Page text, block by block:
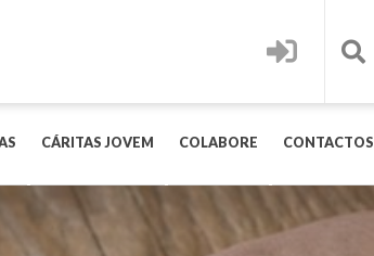
CÁRITAS JOVEM COLABORE CONTACTOS